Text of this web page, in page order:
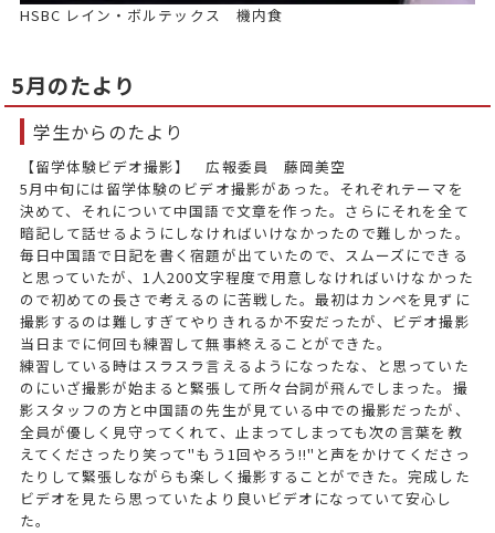
HSBC レイン・ボルテックス 機内食
5月のたより
学生からのたより
【留学体験ビデオ撮影】 広報委員 藤岡美空
5月中旬には留学体験のビデオ撮影があった。それぞれテーマを
決めて、それについて中国語で文章を作った。さらにそれを全て
暗記して話せるようにしなければいけなかったので難しかった。
毎日中国語で日記を書く宿題が出ていたので、スムーズにできる
と思っていたが、1人200文字程度で用意しなければいけなかった
ので初めての長さで考えるのに苦戦した。最初はカンペを見ずに
撮影するのは難しすぎてやりきれるか不安だったが、ビデオ撮影
当日までに何回も練習して無事終えることができた。
練習している時はスラスラ言えるようになったな、と思っていた
のにいざ撮影が始まると緊張して所々台詞が飛んでしまった。撮
影スタッフの方と中国語の先生が見ている中での撮影だったが、
全員が優しく見守ってくれて、止まってしまっても次の言葉を教
えてくださったり笑って"もう1回やろう!!"と声をかけてくださっ
たりして緊張しながらも楽しく撮影することができた。完成した
ビデオを見たら思っていたより良いビデオになっていて安心し
た。